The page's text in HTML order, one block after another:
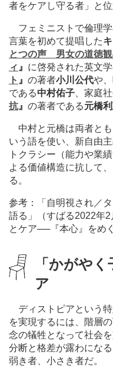
者をケアし守る者」と
フェミニストで倫理学
言葉を初めて提唱した
とつの声 男女の道徳観
ィ 』 に啓発された英文
ト 』 の著者小川公代や
である中村佑子 、家庭
抗』 の著者である元橋
中村と元橋は両者とも
いう語を使い、新自由
トクラシー（能力や業
よる価値構造に抗して
る。
参考：「自明視され／
語る」（すばる2022年2
とケア──『本心』をめ
「かがや
ア
ディストピアという特
を実現するには、階層
念の犠牲となって社会
分断と格差が露わにな
弱き者、小さき者だ。